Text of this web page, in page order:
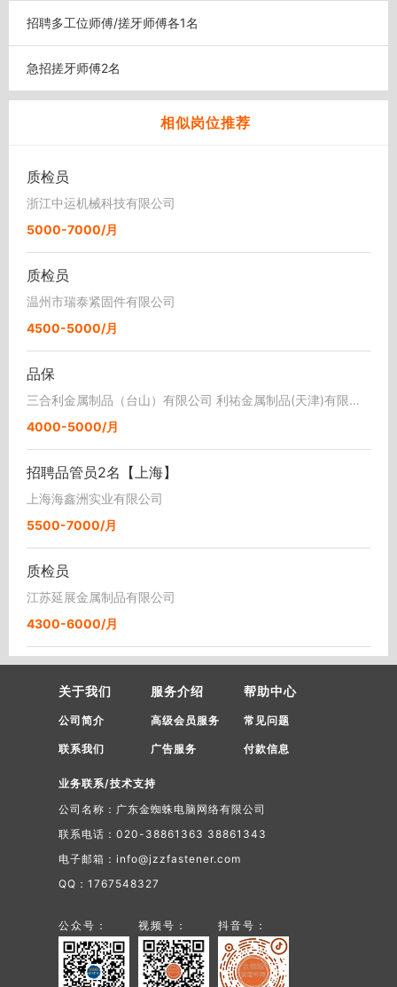
招聘多工位师傅/搓牙师傅各1名
急招搓牙师傅2名
相似岗位推荐
质检员
浙江中运机械科技有限公司
5000-7000/月
质检员
温州市瑞泰紧固件有限公司
4500-5000/月
品保
三合利金属制品（台山）有限公司 利祐金属制品(天津)有限公司
4000-5000/月
招聘品管员2名【上海】
上海海鑫洲实业有限公司
5500-7000/月
质检员
江苏延展金属制品有限公司
4300-6000/月
关于我们
公司简介
联系我们
服务介绍
高级会员服务
广告服务
帮助中心
常见问题
付款信息
业务联系/技术支持
公司名称：广东金蜘蛛电脑网络有限公司
联系电话：020-38861363 38861343
电子邮箱：info@jzzfastener.com
QQ：1767548327
公众号： 视频号： 抖音号：